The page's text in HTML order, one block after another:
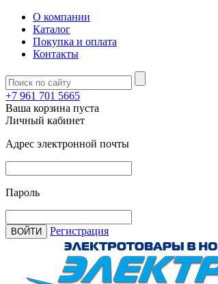
О компании
Каталог
Покупка и оплата
Контакты
+7 961 701 5665
Ваша корзина пуста
Личный кабинет
Адрес электронной почты
Пароль
ВОЙТИ Регистрация